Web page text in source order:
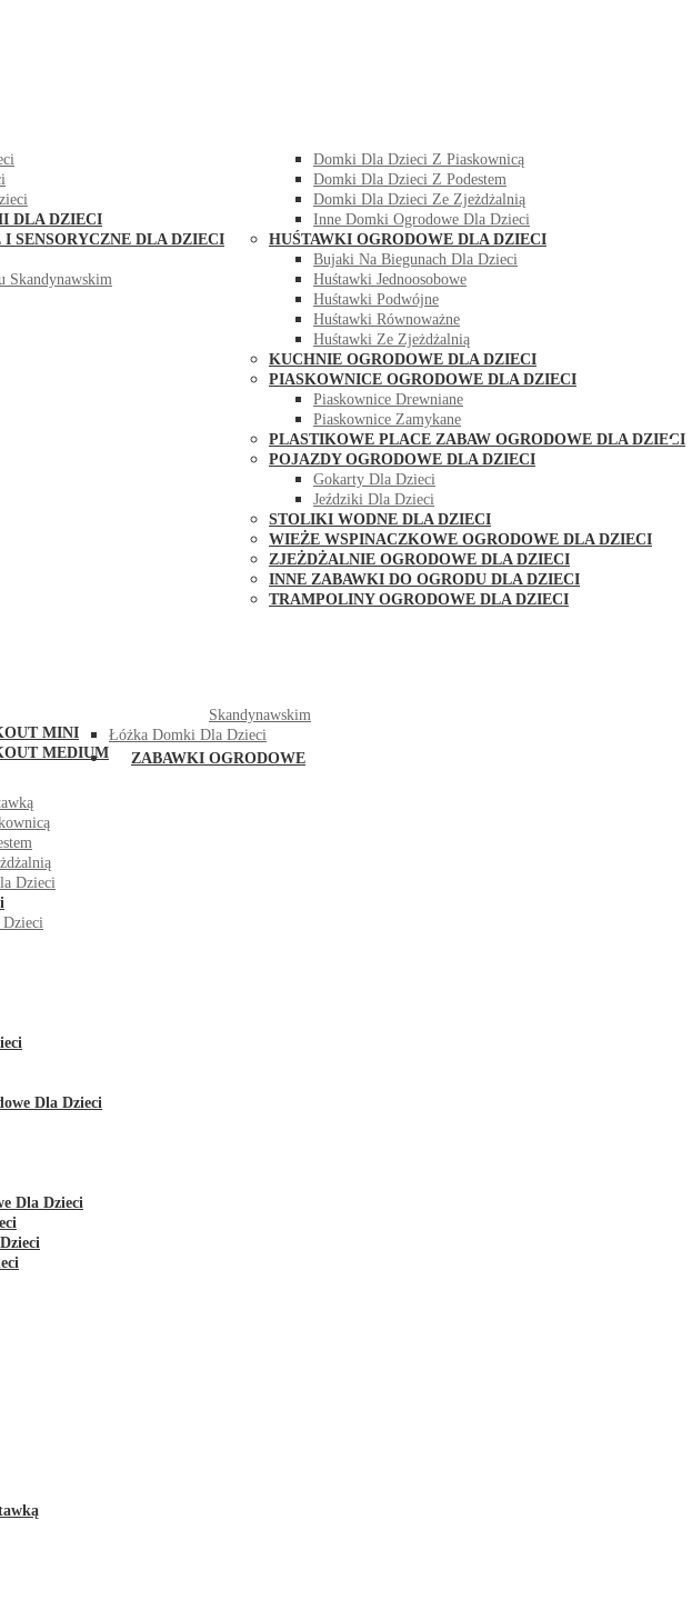
DLA DZIECI
SENSORYCZNE DLA DZIECI
Skandynawskim
Domki Dla Dzieci Z Piaskownicą
Domki Dla Dzieci Z Podestem
Domki Dla Dzieci Ze Zjeżdżalnią
Inne Domki Ogrodowe Dla Dzieci
HUŚTAWKI OGRODOWE DLA DZIECI
Bujaki Na Biegunach Dla Dzieci
Huśtawki Jednoosobowe
Huśtawki Podwójne
Huśtawki Równoważne
Huśtawki Ze Zjeżdżalnią
KUCHNIE OGRODOWE DLA DZIECI
PIASKOWNICE OGRODOWE DLA DZIECI
Piaskownice Drewniane
Piaskownice Zamykane
PLASTIKOWE PLACE ZABAW OGRODOWE DLA DZIECI
POJAZDY OGRODOWE DLA DZIECI
Gokarty Dla Dzieci
Jeździki Dla Dzieci
STOLIKI WODNE DLA DZIECI
WIEŻE WSPINACZKOWE OGRODOWE DLA DZIECI
ZJEŻDŻALNIE OGRODOWE DLA DZIECI
INNE ZABAWKI DO OGRODU DLA DZIECI
TRAMPOLINY OGRODOWE DLA DZIECI
MINI
MEDIUM
Skandynawskim
Łóżka Domki Dla Dzieci
ZABAWKI OGRODOWE
Dzieci
Dzieci
Dla Dzieci
Dla Dzieci